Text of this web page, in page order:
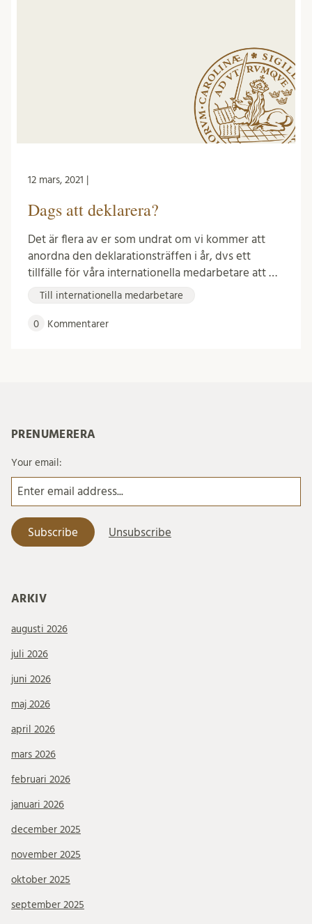
12 mars, 2021 |
Dags att deklarera?
Det är flera av er som undrat om vi kommer att
anordna den deklarationsträffen i år, dvs ett
tillfälle för våra internationella medarbetare att …
Till internationella medarbetare
0 Kommentarer
PRENUMERERA
Your email:
ARKIV
augusti 2026
juli 2026
juni 2026
maj 2026
april 2026
mars 2026
februari 2026
januari 2026
december 2025
november 2025
oktober 2025
september 2025